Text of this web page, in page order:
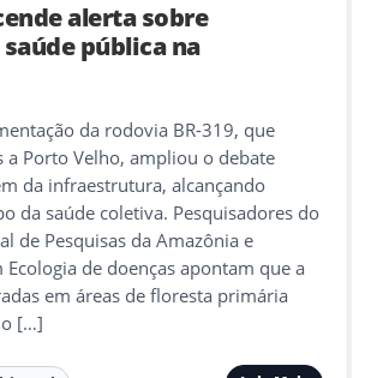
alerta sobre
pública na
da rodovia BR-319, que
a Porto Velho, ampliou o debate
da infraestrutura, alcançando
da saúde coletiva. Pesquisadores do
de Pesquisas da Amazônia e
Ecologia de doenças apontam que a
em áreas de floresta primária
o […]